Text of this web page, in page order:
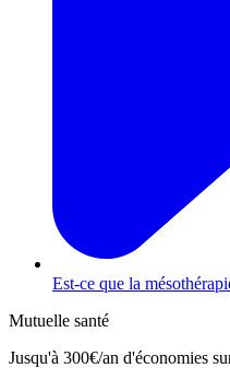
Est-ce que la
Mutuelle santé
Jusqu'à 300€/an d'économies